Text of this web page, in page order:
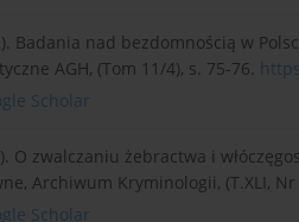
Badania nad bezdomnością w
AGH, (Tom 11/4), s. 75-76.
Scholar
O zwalczaniu żebractwa i
Archiwum Kryminologii, (T.XLI,
Scholar